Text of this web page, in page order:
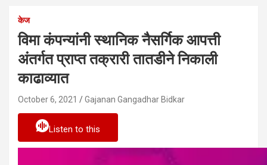
केज
विमा कंपन्यांनी स्थानिक नैसर्गिक आपत्ती
अंतर्गत प्राप्त तक्रारी तातडीने निकाली
काढाव्यात
October 6, 2021 Gajanan Gangadhar Bidkar
Listen to this